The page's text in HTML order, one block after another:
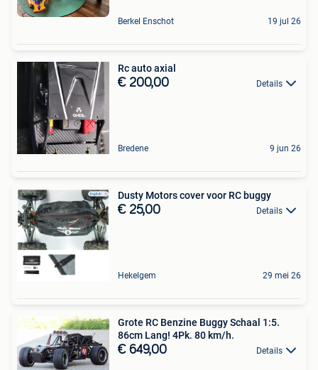
Berkel Enschot 19 jul 26
Rc auto axial
€ 200,00 Details
Bredene 9 jun 26
Dusty Motors cover voor RC buggy
€ 25,00 Details
Hekelgem 29 mei 26
Grote RC Benzine Buggy Schaal 1:5.
86cm Lang! 4Pk. 80 km/h.
€ 649,00 Details